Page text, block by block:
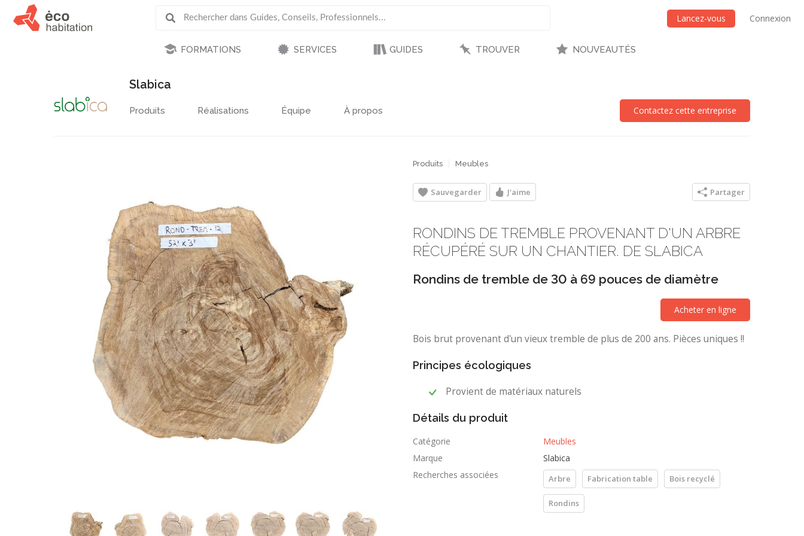
Lancez-vous Connexion
FORMATIONS SERVICES GUIDES TROUVER NOUVEAUTÉS
Slabica
Contactez cette entreprise
Produits Réalisations Équipe À propos
Produits Meubles
Sauvegarder J'aime Partager
RONDINS DE TREMBLE PROVENANT D'UN ARBRE
RÉCUPÉRÉ SUR UN CHANTIER. DE SLABICA
Rondins de tremble de 30 à 69 pouces de diamètre
Acheter en ligne
Bois brut provenant d'un vieux tremble de plus de 200 ans. Pièces uniques !!
Principes écologiques
Provient de matériaux naturels
Détails du produit
Catégorie
Meubles
Marque
Slabica
Recherches associées
Arbre Fabrication table Bois recyclé
Rondins